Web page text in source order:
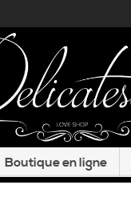
Boutique en ligne